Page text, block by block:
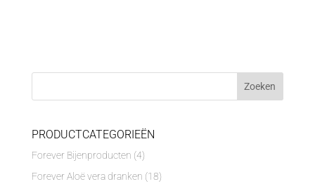
PRODUCTCATEGORIEËN
Forever Bijenproducten (4)
Forever Aloë vera dranken (18)